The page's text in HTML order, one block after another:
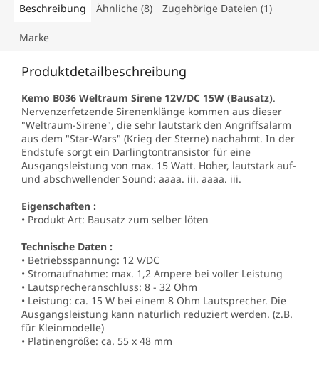
Beschreibung Ähnliche (8) Zugehörige Dateien (1)
Marke
Produktdetailbeschreibung
Kemo B036 Weltraum Sirene 12V/DC 15W (Bausatz).
Nervenzerfetzende Sirenenklänge kommen aus dieser
"Weltraum-Sirene", die sehr lautstark den Angriffsalarm
aus dem "Star-Wars" (Krieg der Sterne) nachahmt. In der
Endstufe sorgt ein Darlingtontransistor für eine
Ausgangsleistung von max. 15 Watt. Hoher, lautstark auf-
und abschwellender Sound: aaaa. iii. aaaa. iii.
Eigenschaften :
• Produkt Art: Bausatz zum selber löten
Technische Daten :
• Betriebsspannung: 12 V/DC
• Stromaufnahme: max. 1,2 Ampere bei voller Leistung
• Lautsprecheranschluss: 8 - 32 Ohm
• Leistung: ca. 15 W bei einem 8 Ohm Lautsprecher. Die
Ausgangsleistung kann natürlich reduziert werden. (z.B.
für Kleinmodelle)
• Platinengröße: ca. 55 x 48 mm